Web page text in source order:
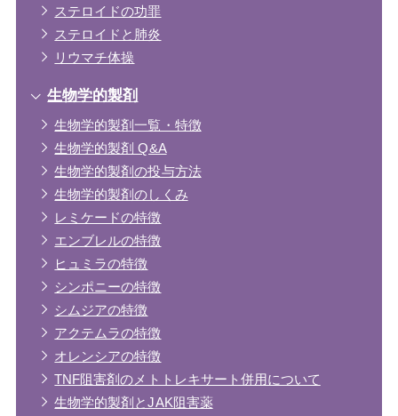
ステロイドの功罪
ステロイドと肺炎
リウマチ体操
生物学的製剤
生物学的製剤一覧・特徴
生物学的製剤 Q&A
生物学的製剤の投与方法
生物学的製剤のしくみ
レミケードの特徴
エンブレルの特徴
ヒュミラの特徴
シンポニーの特徴
シムジアの特徴
アクテムラの特徴
オレンシアの特徴
TNF阻害剤のメトトレキサート併用について
生物学的製剤とJAK阻害薬